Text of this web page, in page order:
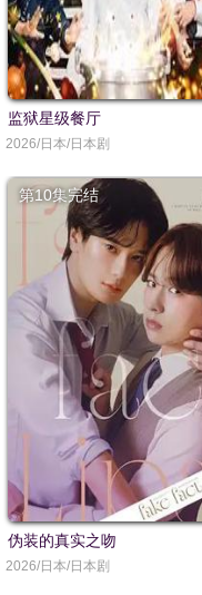
监狱星级餐厅
2026/日本/日本剧
第10集完结
伪装的真实之吻
2026/日本/日本剧